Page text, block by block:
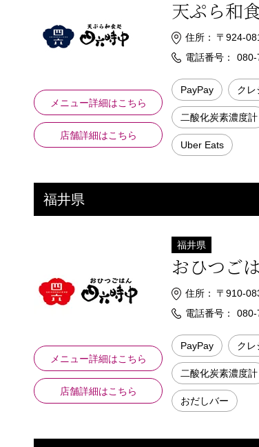
メニュー詳細はこちら
店舗詳細はこちら
天ぷら和
住所：
〒924-
電話番号：
080-
PayPay クレ
二酸化炭素濃度計
Uber Eats
福井県
メニュー詳細はこちら
店舗詳細はこちら
福井県
おひつご
住所：
〒910-
電話番号：
080-
PayPay クレ
二酸化炭素濃度計
おだしバー